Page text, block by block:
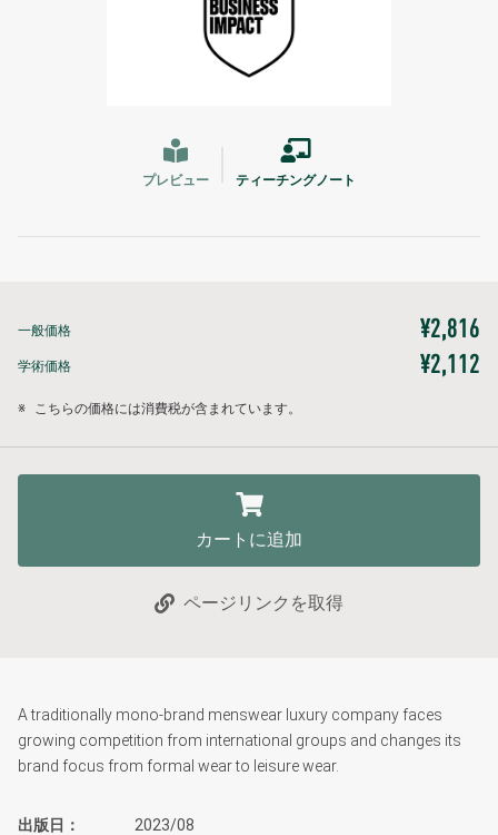
プレビュー ティーチングノート
一般価格 ¥2,816
学術価格 ¥2,112
※ こちらの価格には消費税が含まれています。
カートに追加
ページリンクを取得
A traditionally mono-brand menswear luxury company faces
growing competition from international groups and changes its
brand focus from formal wear to leisure wear.
出版日
2023/08